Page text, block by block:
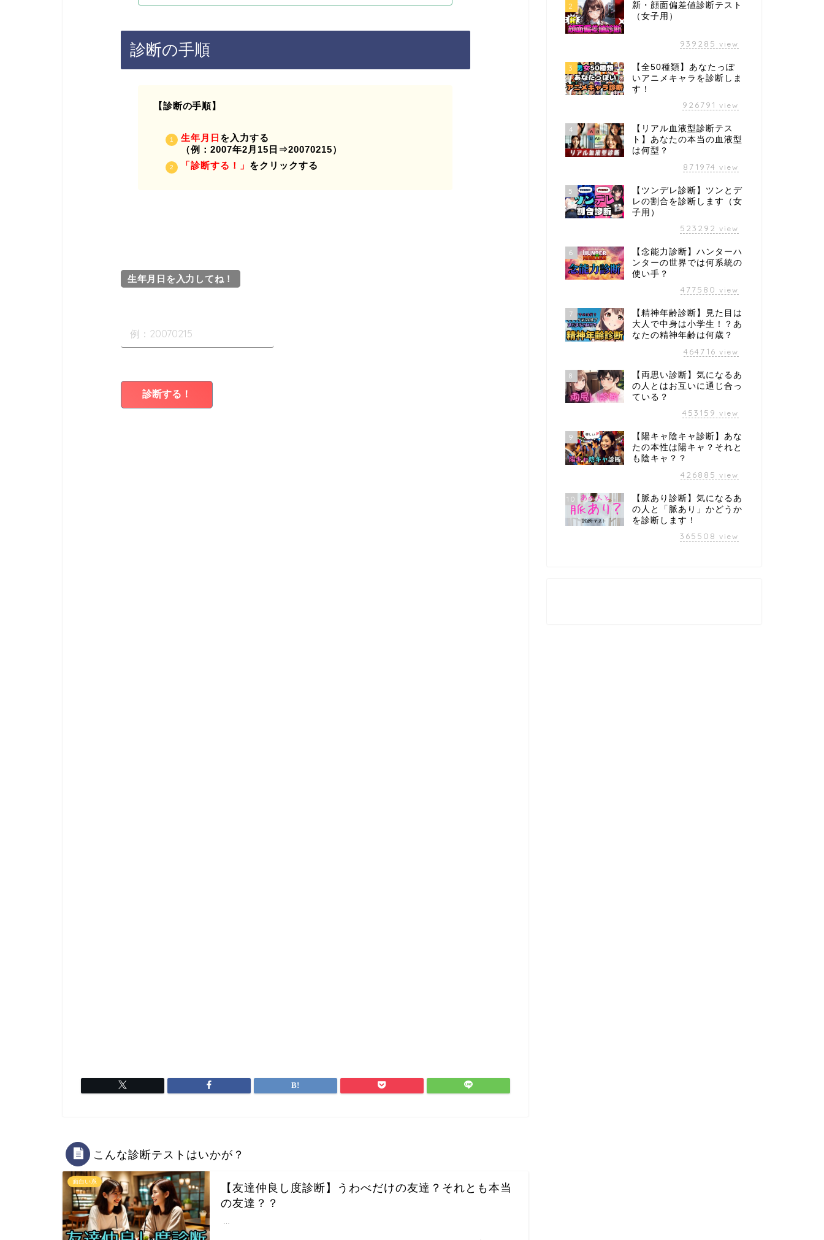
診断の手順
【診断の手順】
生年月日 を入力する
（例：2007年2月15日⇒20070215）
「診断する！」 をクリックする
生年月日を入力してね！
こんな診断テストはいかが？
面白い系
【友達仲良し度診断】うわべだけの友達？それとも本当
の友達？？
2
新・顔面偏差値診断テスト
（女子用）
939285 view
3
【全50種類】あなたっぽ
いアニメキャラを診断しま
す！
926791 view
4
【リアル血液型診断テス
ト】あなたの本当の血液型
は何型？
871974 view
5
【ツンデレ診断】ツンとデ
レの割合を診断します（女
子用）
523292 view
6
【念能力診断】ハンターハ
ンターの世界では何系統の
使い手？
477580 view
7
【精神年齢診断】見た目は
大人で中身は小学生！？あ
なたの精神年齢は何歳？
464716 view
8
【両思い診断】気になるあ
の人とはお互いに通じ合っ
ている？
453159 view
9
【陽キャ陰キャ診断】あな
たの本性は陽キャ？それと
も陰キャ？？
426885 view
10
【脈あり診断】気になるあ
の人と「脈あり」かどうか
を診断します！
365508 view